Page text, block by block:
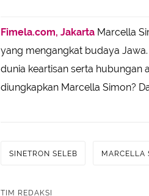
Fimela.com, Jakarta Marcella
yang mengangkat budaya
dunia keartisan serta hubungan
diungkapkan Marcella Simon?
SINETRON SELEB MARCELLA
TIM REDAKSI